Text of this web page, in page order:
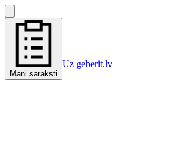
Mani saraksti
Uz geberit.lv